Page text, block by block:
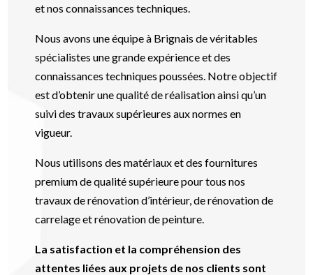
et nos connaissances techniques.
Nous avons une équipe à Brignais de véritables
spécialistes une grande expérience et des
connaissances techniques poussées. Notre objectif
est d’obtenir une qualité de réalisation ainsi qu’un
suivi des travaux supérieures aux normes en
vigueur.
Nous utilisons des matériaux et des fournitures
premium de qualité supérieure pour tous nos
travaux de rénovation d’intérieur, de rénovation de
carrelage et rénovation de peinture.
La satisfaction et la compréhension des
attentes liées aux projets de nos clients sont